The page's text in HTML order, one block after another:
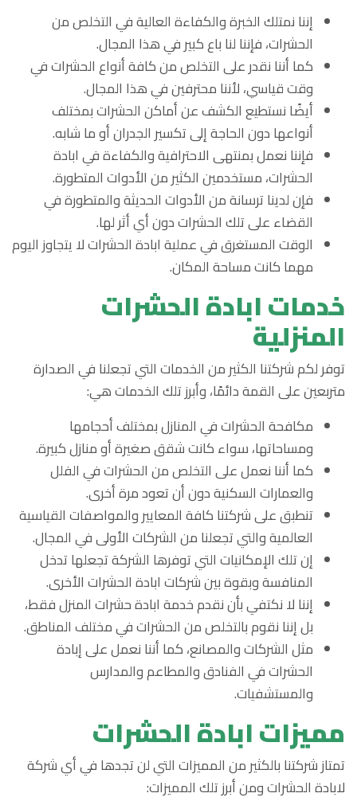
إننا نمتلك الخبرة والكفاءة العالية في التخلص من
الحشرات، فإننا لنا باع كبير في هذا المجال.
كما أننا نقدر على التخلص من كافة أنواع الحشرات في
وقت قياسي، لأننا محترفين في هذا المجال.
أيضًا نستطيع الكشف عن أماكن الحشرات بمختلف
أنواعها دون الحاجة إلى تكسير الجدران أو ما شابه.
فإننا نعمل بمنتهى الاحترافية والكفاءة في ابادة
الحشرات، مستخدمين الكثير من الأدوات المتطورة.
فإن لدينا ترسانة من الأدوات الحديثة والمتطورة في
القضاء على تلك الحشرات دون أي أثر لها.
الوقت المستغرق في عملية ابادة الحشرات لا يتجاوز اليوم
مهما كانت مساحة المكان.
خدمات ابادة الحشرات
المنزلية
توفر لكم شركتنا الكثير من الخدمات التي تجعلنا في الصدارة
متربعين على القمة دائمًا، وأبرز تلك الخدمات هي:
مكافحة الحشرات في المنازل بمختلف أحجامها
ومساحاتها، سواء كانت شقق صغيرة أو منازل كبيرة.
كما أننا نعمل على التخلص من الحشرات في الفلل
والعمارات السكنية دون أن تعود مرة أخرى.
تنطبق على شركتنا كافة المعايير والمواصفات القياسية
العالمية والتي تجعلنا من الشركات الأولى في المجال.
إن تلك الإمكانيات التي توفرها الشركة تجعلها تدخل
المنافسة وبقوة بين شركات ابادة الحشرات الأخرى.
إننا لا نكتفي بأن نقدم خدمة ابادة حشرات المنزل فقط،
بل إننا نقوم بالتخلص من الحشرات في مختلف المناطق.
مثل الشركات والمصانع، كما أننا نعمل على إبادة
الحشرات في الفنادق والمطاعم والمدارس
والمستشفيات.
مميزات ابادة الحشرات
تمتاز شركتنا بالكثير من المميزات التي لن تجدها في أي شركة
لابادة الحشرات ومن أبرز تلك المميزات: